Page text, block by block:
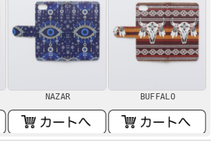
NAZAR BUFFALO